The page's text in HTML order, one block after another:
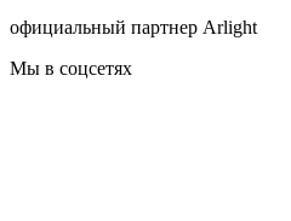
официальный партнер Arlight
Мы в соцсетях